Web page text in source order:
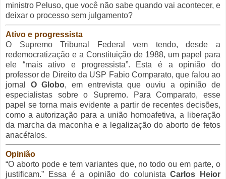
ministro Peluso, que você não sabe quando vai acontecer, e
deixar o processo sem julgamento?
Ativo e progressista
O Supremo Tribunal Federal vem tendo, desde a
redemocratização e a Constituição de 1988, um papel para
ele “mais ativo e progressista”. Esta é a opinião do
professor de Direito da USP Fabio Comparato, que falou ao
jornal O Globo, em entrevista que ouviu a opinião de
especialistas sobre o Supremo. Para Comparato, esse
papel se torna mais evidente a partir de recentes decisões,
como a autorização para a união homoafetiva, a liberação
da marcha da maconha e a legalização do aborto de fetos
anacéfalos.
Opinião
“O aborto pode e tem variantes que, no todo ou em parte, o
justificam.” Essa é a opinião do colunistaCarlos Heior